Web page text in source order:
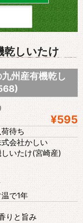
乾しいたけ
州産有機乾し
¥595
待ち
会社かしい
いたけ(宮崎産)
で1年
りと旨み